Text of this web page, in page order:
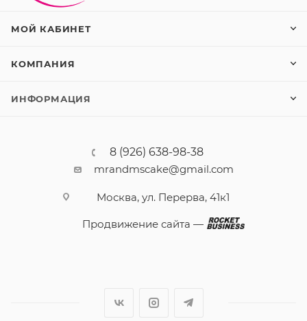
МОЙ КАБИНЕТ
КОМПАНИЯ
ИНФОРМАЦИЯ
8 (926) 638-98-38
mrandmscake@gmail.com
Москва, ул. Перерва, 41к1
Продвижение сайта —